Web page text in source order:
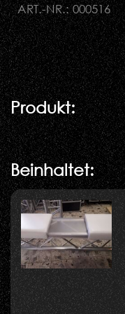
ART.-NR.: 000516
Produkt:
Beinhaltet: